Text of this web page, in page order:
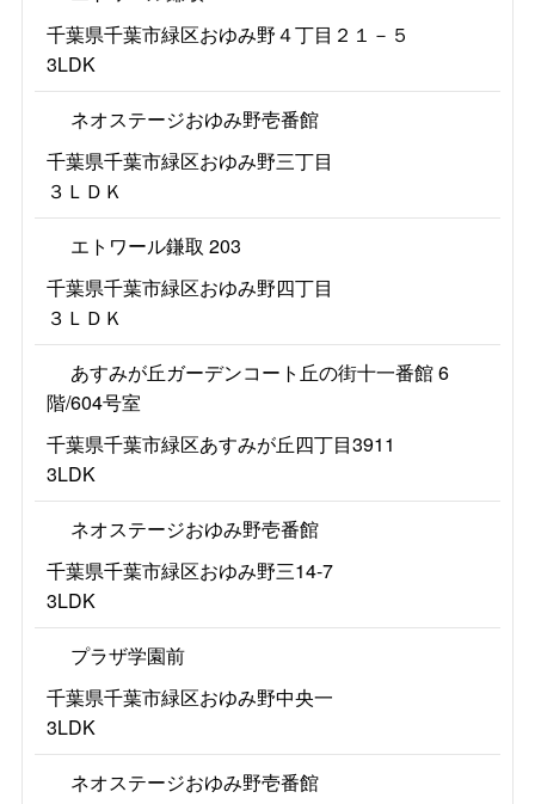
千葉県千葉市緑区おゆみ野４丁目２１－５
3LDK
ネオステージおゆみ野壱番館
千葉県千葉市緑区おゆみ野三丁目
３ＬＤＫ
エトワール鎌取 203
千葉県千葉市緑区おゆみ野四丁目
３ＬＤＫ
あすみが丘ガーデンコート丘の街十一番館 6
階/604号室
千葉県千葉市緑区あすみが丘四丁目3911
3LDK
ネオステージおゆみ野壱番館
千葉県千葉市緑区おゆみ野三14-7
3LDK
プラザ学園前
千葉県千葉市緑区おゆみ野中央一
3LDK
ネオステージおゆみ野壱番館